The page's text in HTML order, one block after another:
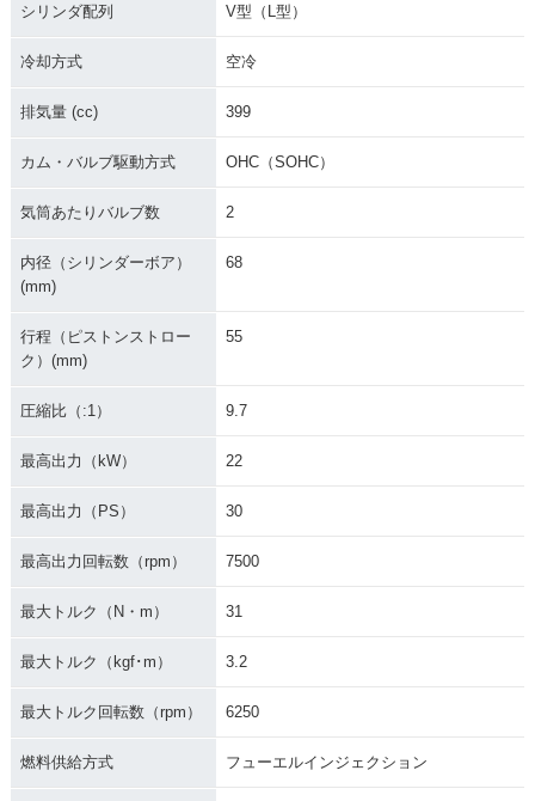
シリンダ配列 V型（L型）
冷却方式 空冷
排気量 (cc) 399
カム・バルブ駆動方式 OHC（SOHC）
気筒あたりバルブ数 2
内径（シリンダーボア）
(mm)
68
行程（ピストンストロー
ク）(mm)
55
圧縮比（:1） 9.7
最高出力（kW） 22
最高出力（PS） 30
最高出力回転数（rpm） 7500
最大トルク（N・m） 31
最大トルク（kgf･m） 3.2
最大トルク回転数（rpm） 6250
燃料供給方式 フューエルインジェクション